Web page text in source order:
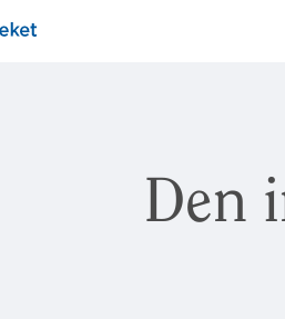
Den